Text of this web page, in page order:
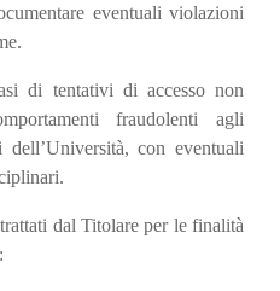
eventuali violazioni
di tentativi di accesso non
fraudolenti agli
dell’Università, con eventuali
dal Titolare per le finalità